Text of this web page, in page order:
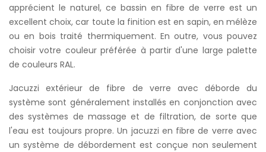
apprécient le naturel, ce bassin en fibre de verre est un
excellent choix, car toute la finition est en sapin, en mélèze
ou en bois traité thermiquement. En outre, vous pouvez
choisir votre couleur préférée à partir d'une large palette
de couleurs RAL.
Jacuzzi extérieur de fibre de verre avec déborde du
système sont généralement installés en conjonction avec
des systèmes de massage et de filtration, de sorte que
l'eau est toujours propre. Un jacuzzi en fibre de verre avec
un système de débordement est conçue non seulement